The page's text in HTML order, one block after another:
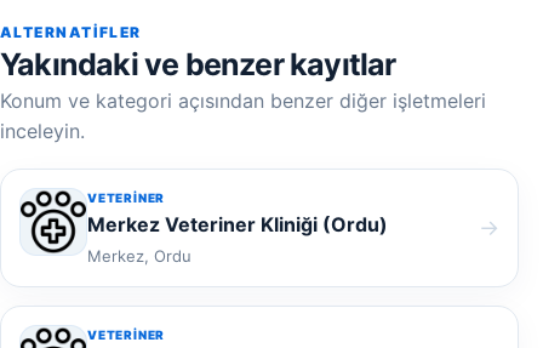
ALTERNATIFLER
Yakındaki ve benzer kayıtlar
Konum ve kategori açısından benzer diğer işletmeleri
inceleyin.
VETERINER
Merkez Veteriner Kliniği (Ordu)
Merkez, Ordu
→
VETERINER